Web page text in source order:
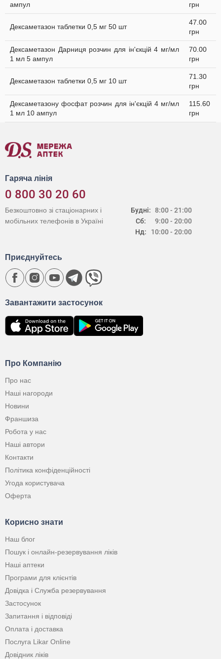
ампул
грн
Дексаметазон таблетки 0,5 мг 50 шт
47.00
грн
Дексаметазон Дарниця розчин для ін'єкцій 4 мг/мл
1 мл 5 ампул
70.00
грн
Дексаметазон таблетки 0,5 мг 10 шт
71.30
грн
Дексаметазону фосфат розчин для ін'єкцій 4 мг/мл
1 мл 10 ампул
115.60
грн
Гаряча лінія
0 800 30 20 60
Будні:
Сб:
Нд:
8:00 - 21:00
9:00 - 20:00
10:00 - 20:00
Безкоштовно зі стаціонарних і
мобільних телефонів в Україні
Про Компанію
Про нас
Наші нагороди
Новини
Франшиза
Робота у нас
Наші автори
Контакти
Політика конфіденційності
Угода користувача
Оферта
Корисно знати
Наш блог
Пошук і онлайн-резервування ліків
Наші аптеки
Програми для клієнтів
Довідка і Служба резервування
Застосунок
Запитання і відповіді
Оплата і доставка
Послуга Likar Online
Довідник ліків
Завантажити застосунок
Приєднуйтесь